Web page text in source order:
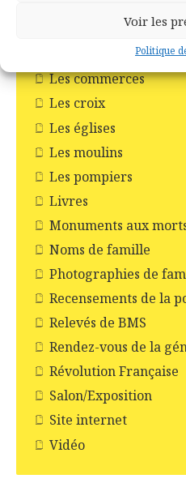
Voir les
Politique
Les Chapelles
Les commerces
Les croix
Les églises
Les moulins
Les pompiers
Livres
Monuments aux
Noms de famille
Photographies de
Recensements de la
Relevés de BMS
Rendez-vous de la
Révolution Française
Salon/Exposition
Site internet
Vidéo